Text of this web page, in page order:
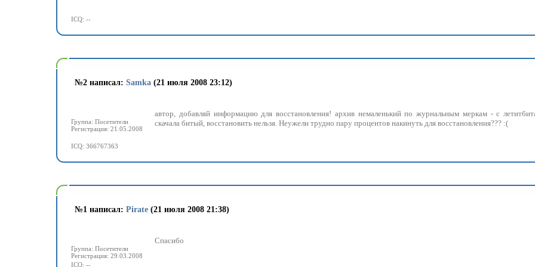
ICQ: --
№2 написал: Samka (21 июля 2008 23:12)
Группа: Посетители
Регистрация: 21.05.2008
автор, добавляй информацию для восстановления! архив немаленький по журнальным меркам - с
скачала битый, восстановить нельзя. Неужели трудно пару процентов накинуть для восстановления??? :(
ICQ: 366767363
№1 написал: Pirate (21 июля 2008 21:38)
Группа: Посетители
Регистрация: 29.03.2008
Спасибо
ICQ: --